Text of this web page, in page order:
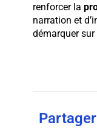
renforcer la
narration et
démarquer